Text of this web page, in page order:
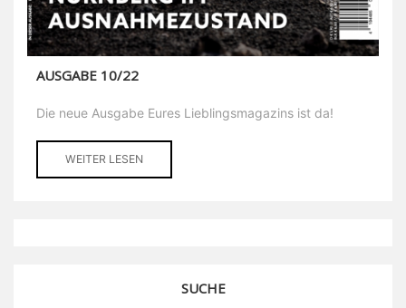
AUSGABE 10/22
Die neue Ausgabe Eures Lieblingsmagazins ist da!
WEITER LESEN
SUCHE